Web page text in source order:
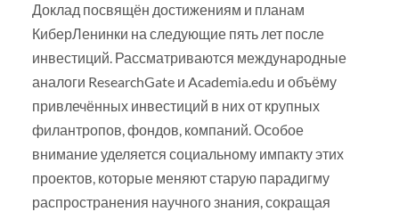
Доклад посвящён достижениям и планам
КиберЛенинки на следующие пять лет после
инвестиций. Рассматриваются международные
аналоги ResearchGate и Academia.edu и объёму
привлечённых инвестиций в них от крупных
филантропов, фондов, компаний. Особое
внимание уделяется социальному импакту этих
проектов, которые меняют старую парадигму
распространения научного знания, сокращая